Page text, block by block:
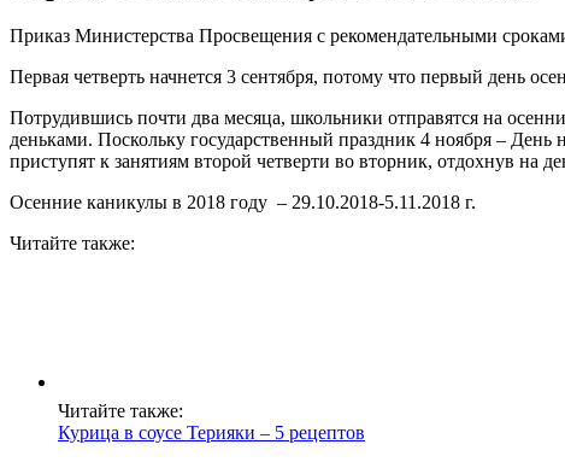
Приказ Министерства Просвещения с рекомендательными
Первая четверть начнется 3 сентября, потому что первый день
Потрудившись почти два месяца, школьники отправятся на
деньками. Поскольку государственный праздник 4 ноября – День
приступят к занятиям второй четверти во вторник, отдохнув на
Осенние каникулы в 2018 году – 29.10.2018-5.11.2018 г.
Читайте также:
Читайте также:
Курица в соусе Терияки – 5 рецептов